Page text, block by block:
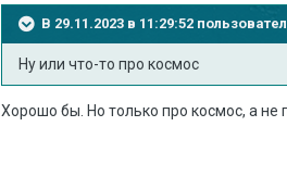
В 29.11.2023 в 11:29:52
Ну или что-то про космос
Хорошо бы. Но только про космос, а не